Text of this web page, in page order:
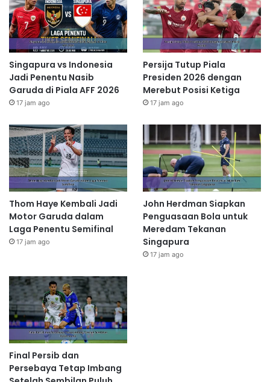
Singapura vs Indonesia
Jadi Penentu Nasib
Garuda di Piala AFF 2026
17 jam ago
Persija Tutup Piala
Presiden 2026 dengan
Merebut Posisi Ketiga
17 jam ago
Thom Haye Kembali Jadi
Motor Garuda dalam
Laga Penentu Semifinal
17 jam ago
John Herdman Siapkan
Penguasaan Bola untuk
Meredam Tekanan
Singapura
17 jam ago
Final Persib dan
Persebaya Tetap Imbang